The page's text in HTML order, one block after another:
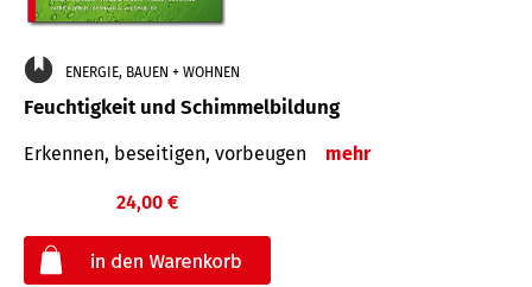
ENERGIE, BAUEN + WOHNEN
Feuchtigkeit und Schimmelbildung
Erkennen, beseitigen, vorbeugen mehr
24,00 €